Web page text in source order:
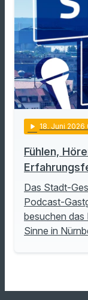
play_arrow 18. Juni 2026
Fühlen,
Das Stadt-
Podcast-
besuchen das
Sinne in